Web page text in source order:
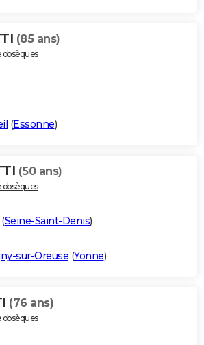
(85 ans)
(Essonne)
(50 ans)
(Seine-Saint-Denis)
sur-Oreuse (Yonne)
(76 ans)